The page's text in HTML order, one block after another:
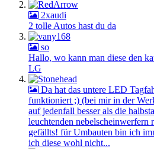
2xaudi
2 tolle Autos hast du da
so
Hallo, wo kann man diese den
LG
Da hat das untere LED
funktioniert ;) (bei mir in der
auf jedenfall besser als die
leuchtenden nebelscheinwerfern
gefällts! für Umbauten bin ich
ich diese wohl nicht...